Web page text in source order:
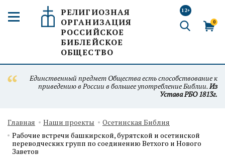
РЕЛИГИОЗНАЯ
ОРГАНИЗАЦИЯ
РОССИЙСКОЕ
БИБЛЕЙСКОЕ
ОБЩЕСТВО
12+
0
Единственный предмет Общества есть способствование к
приведению в России в большее употребление Библии.Из
Устава РБО 1813г.
Главная Наши проекты
Осетинская Библия
Рабочие встречи башкирской, бурятской и осетинской
переводческих групп по соединению Ветхого и Нового
Заветов